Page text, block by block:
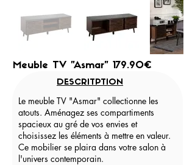
Meuble TV "Asmar" 179.90€
DESCRITPTION
Le meuble TV "Asmar" collectionne les
atouts. Aménagez ses compartiments
spacieux au gré de vos envies et
choisissez les éléments à mettre en valeur.
Ce mobilier se plaira dans votre salon à
l'univers contemporain.